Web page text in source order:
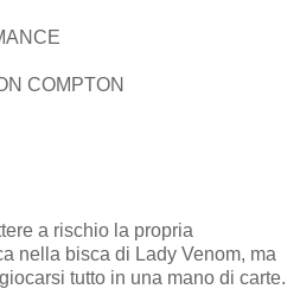
COMPTON
a rischio la propria
nella bisca di Lady Venom, ma
tutto in una mano di carte.